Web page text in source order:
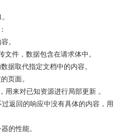
。
文件，数据包含在请求体中。
据取代指定文档中的内容。
页面。
用来对已知资源进行局部更新 。
返回的响应中没有具体的内容，用
的性能。